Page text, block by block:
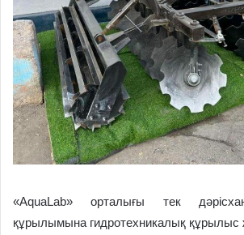
«AquaLab» орталығы тек
құрылымына гидротехникалық құрылыс